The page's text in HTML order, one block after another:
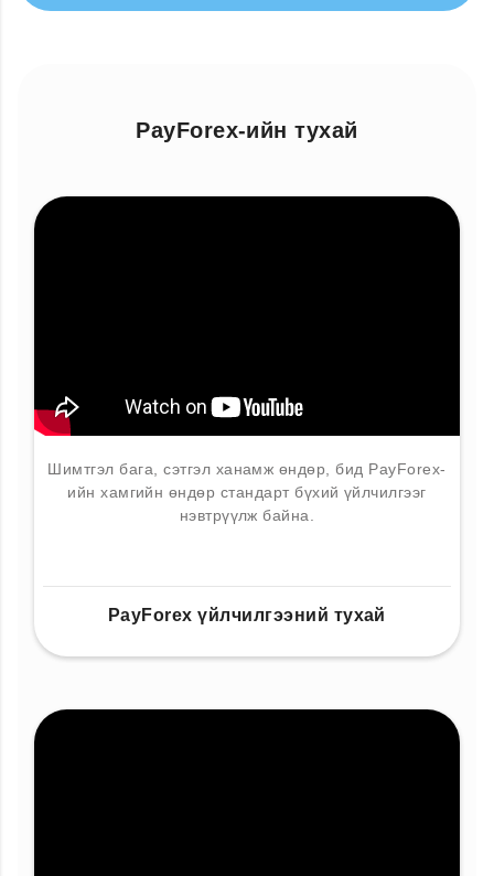
PayForex-ийн тухай
Шимтгэл бага, сэтгэл ханамж өндөр, бид PayForex-
ийн хамгийн өндөр стандарт бүхий үйлчилгээг
нэвтрүүлж байна.
PayForex үйлчилгээний тухай